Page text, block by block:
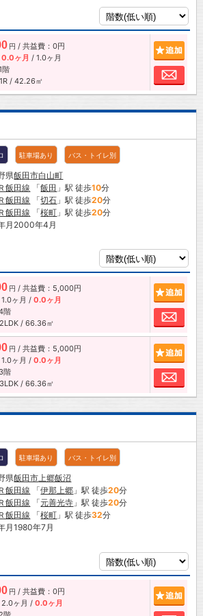
円 / 共益費：0円
0.0ヶ月 / 1.0ヶ月
階
/ 42.26㎡
お
駐車場あり バス・トイレ別
県飯田市白山町
飯田線 「飯田 」駅 徒歩10分
飯田線 「切石 」駅 徒歩20分
飯田線 「桜町 」駅 徒歩20分
月2000年4月
円 / 共益費：5,000円
1.0ヶ月 / 0.0ヶ月
階
/ 66.36㎡
お
円 / 共益費：5,000円
1.0ヶ月 / 0.0ヶ月
階
/ 66.36㎡
お
駐車場あり バス・トイレ別
県飯田市上郷飯沼
飯田線 「伊那上郷 」駅 徒歩20分
飯田線 「元善光寺 」駅 徒歩20分
飯田線 「桜町 」駅 徒歩32分
月1980年7月
円 / 共益費：0円
2.0ヶ月 / 0.0ヶ月